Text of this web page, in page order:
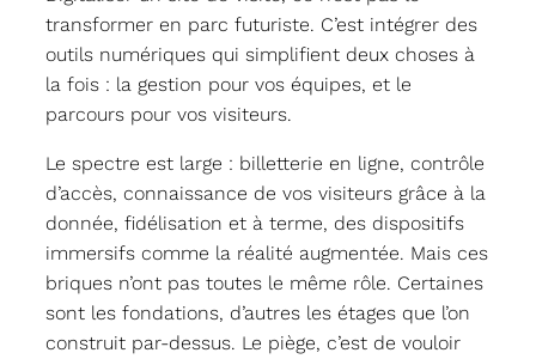
transformer en parc futuriste. C’est intégrer des
outils numériques qui simplifient deux choses à
la fois : la gestion pour vos équipes, et le
parcours pour vos visiteurs.
Le spectre est large : billetterie en ligne, contrôle
d’accès, connaissance de vos visiteurs grâce à la
donnée, fidélisation et à terme, des dispositifs
immersifs comme la réalité augmentée. Mais ces
briques n’ont pas toutes le même rôle. Certaines
sont les fondations, d’autres les étages que l’on
construit par-dessus. Le piège, c’est de vouloir